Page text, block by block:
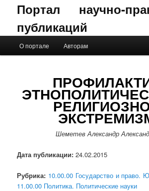
Портал научно-
публикаций
Перейти к основному содержимому
Перейти к дополнительному
О портале Авторам
Шеметев Александр
Дата публикации: 24.02.2015
Рубрика: 10.00.00 Государство и право.
11.00.00 Политика. Политические науки